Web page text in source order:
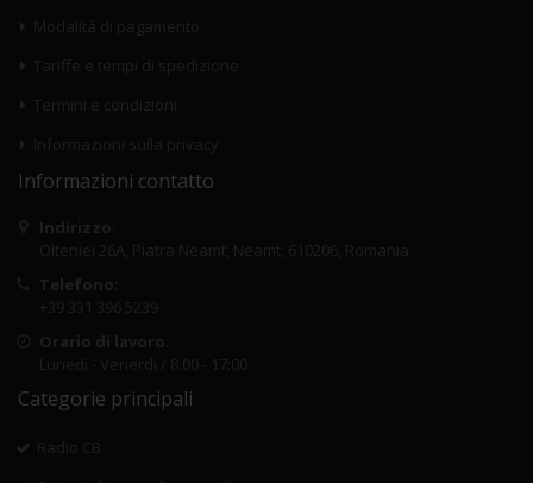
Modalità di pagamento
Tariffe e tempi di spedizione
Termini e condizioni
Informazioni sulla privacy
Informazioni contatto
Indirizzo:
Olteniei 26A, Piatra Neamt, Neamt, 610206, Romania
Telefono:
+39 331 396 5239
Orario di lavoro:
Lunedi - Venerdi / 8:00 - 17:00
Categorie principali
Radio CB